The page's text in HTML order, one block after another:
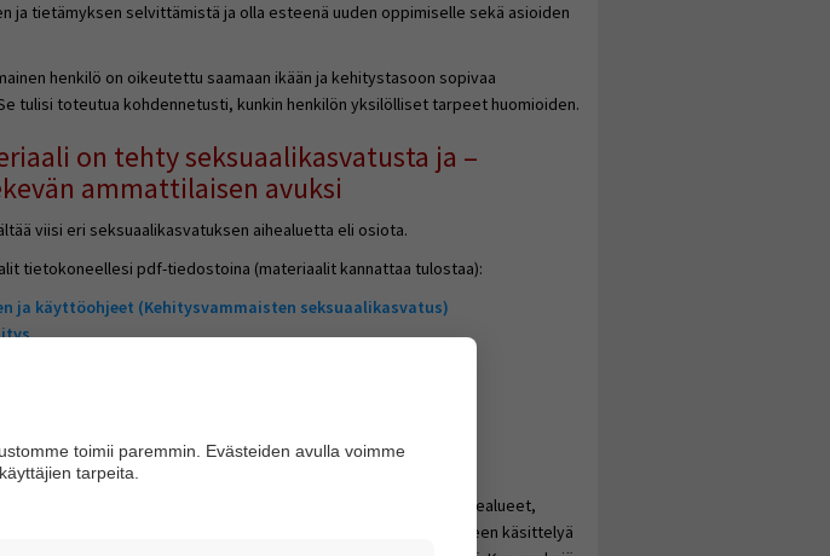
ja tietämyksen selvittämistä ja olla esteenä uuden oppimiselle sekä asioiden
henkilö on oikeutettu saamaan ikään ja kehitystasoon sopivaa
tulisi toteutua kohdennetusti, kunkin henkilön yksilölliset tarpeet huomioiden.
on tehty seksuaalikasvatusta ja –
ammattilaisen avuksi
viisi eri seksuaalikasvatuksen aihealuetta eli osiota.
tietokoneellesi pdf-tiedostoina (materiaalit kannattaa tulostaa):
ja käyttöohjeet (Kehitysvammaisten seksuaalikasvatus)
arvioimaan kehitysvammaisen henkilön seksuaalisuutta ja
tuen tarpeita sekä tietämystä. Tavoitteena on löytää ne aihealueet,
tällä hetkellä erityisesti neuvontaa ja ohjausta. Jokaisen aihealueen käsittelyä
toimii paremmin. Evästeiden avulla voimme
tarpeita.